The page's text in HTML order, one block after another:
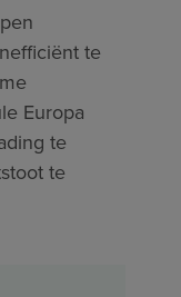
te
Europa
te
te